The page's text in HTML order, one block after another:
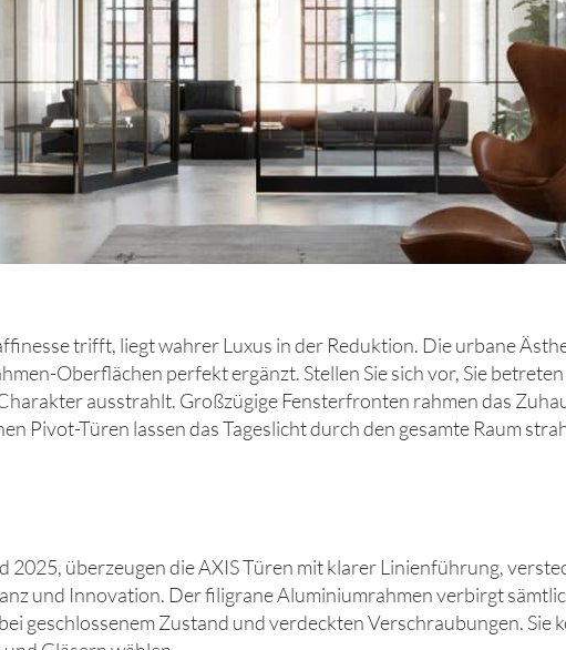
trifft, liegt wahrer Luxus in der Reduktion. Die urbane
Oberflächen perfekt ergänzt. Stellen Sie sich vor, Sie
ausstrahlt. Großzügige Fensterfronten rahmen das
Pivot-Türen lassen das Tageslicht durch den gesamte Raum
2025, überzeugen die AXIS Türen mit klarer Linienführung,
und Innovation. Der filigrane Aluminiumrahmen verbirgt
geschlossenem Zustand und verdeckten Verschraubungen. Sie